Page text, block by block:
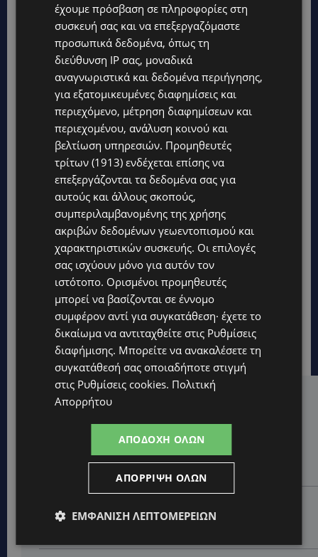
Hot this week
ΕΛΕΝΑ ΠΑΠΑΔΟΠΟΥΛΟΥ: Από τη σκηνή στην
Αντιπροεδρία του ΘΟΚ – «Μεγάλη τιμή και μεγάλη
Η Arla Protein συνεχίζει να καινοτομεί με το Arla
έχουμε πρόσβαση σε πληροφορίες στη
συσκευή σας και να επεξεργαζόμαστε
προσωπικά δεδομένα, όπως τη
διεύθυνση IP σας, μοναδικά
αναγνωριστικά και δεδομένα περιήγησης,
για εξατομικευμένες διαφημίσεις και
περιεχόμενο, μέτρηση διαφημίσεων και
περιεχομένου, ανάλυση κοινού και
βελτίωση υπηρεσιών. Προμηθευτές
τρίτων (1913) ενδέχεται επίσης να
επεξεργάζονται τα δεδομένα σας για
αυτούς και άλλους σκοπούς,
συμπεριλαμβανομένης της χρήσης
ακριβών δεδομένων γεωεντοπισμού και
χαρακτηριστικών συσκευής. Οι επιλογές
σας ισχύουν μόνο για αυτόν τον
ιστότοπο. Ορισμένοι προμηθευτές
μπορεί να βασίζονται σε έννομο
συμφέρον αντί για συγκατάθεση· έχετε το
δικαίωμα να αντιταχθείτε στις Ρυθμίσεις
διαφήμισης. Μπορείτε να ανακαλέσετε τη
συγκατάθεσή σας οποιαδήποτε στιγμή
στις Ρυθμίσεις cookies. Πολιτική
Απορρήτου
ΑΠΟΔΟΧΉ ΌΛΩΝ
ΑΠΌΡΡΙΨΗ ΌΛΩΝ
ΕΜΦΆΝΙΣΗ ΛΕΠΤΟΜΕΡΕΙΏΝ